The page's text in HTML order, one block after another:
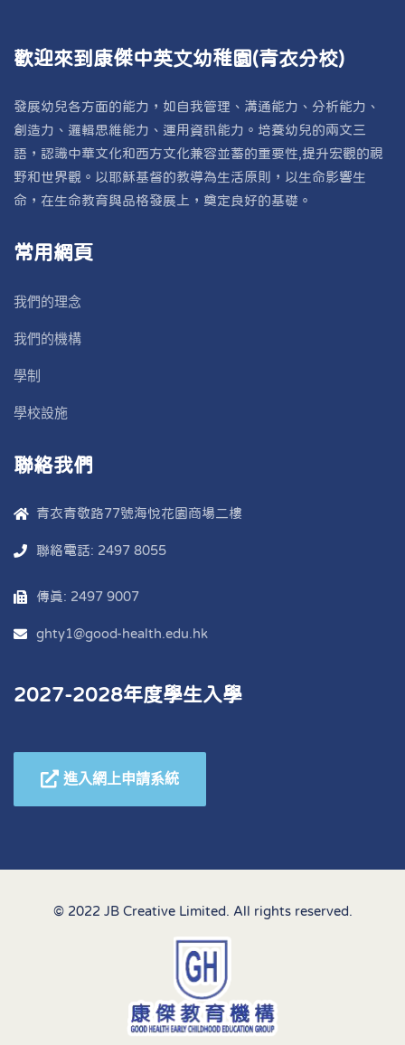
歡迎來到康傑中英文幼稚園(青衣分校)
發展幼兒各方面的能力，如自我管理、溝通能力、分析能力、
創造力、邏輯思維能力、運用資訊能力。培養幼兒的兩文三
語，認識中華文化和西方文化兼容並蓄的重要性,提升宏觀的視
野和世界觀。以耶穌基督的教導為生活原則，以生命影響生
命，在生命教育與品格發展上，奠定良好的基礎。
常用網頁
我們的理念
我們的機構
學制
學校設施
聯絡我們
青衣青敬路77號海悅花園商場二樓
聯絡電話: 2497 8055
傳真: 2497 9007
ghty1@good-health.edu.hk
2027-2028年度學生入學
進入網上申請系統
© 2022 JB Creative Limited. All rights reserved.